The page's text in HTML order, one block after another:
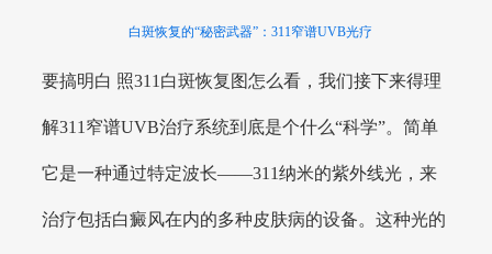
白斑恢复的“秘密武器”：311窄谱UVB光疗
要搞明白 照311白斑恢复图怎么看，我们接下来得理
解311窄谱UVB治疗系统到底是个什么“科学”。简单
它是一种通过特定波长——311纳米的紫外线光，来
治疗包括白癜风在内的多种皮肤病的设备。这种光的